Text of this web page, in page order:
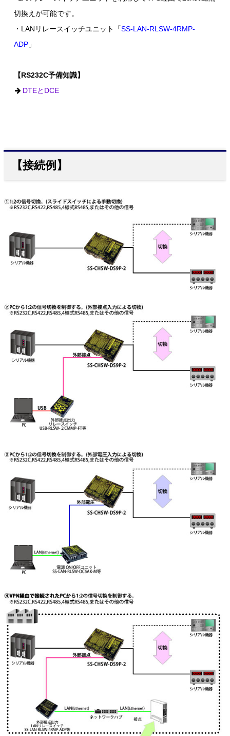
切換えが可能です。
・LANリレースイッチユニット「 SS-LAN-RLSW-4RMP-
ADP」
【RS232C予備知識】
DTEとDCE
【接続例】